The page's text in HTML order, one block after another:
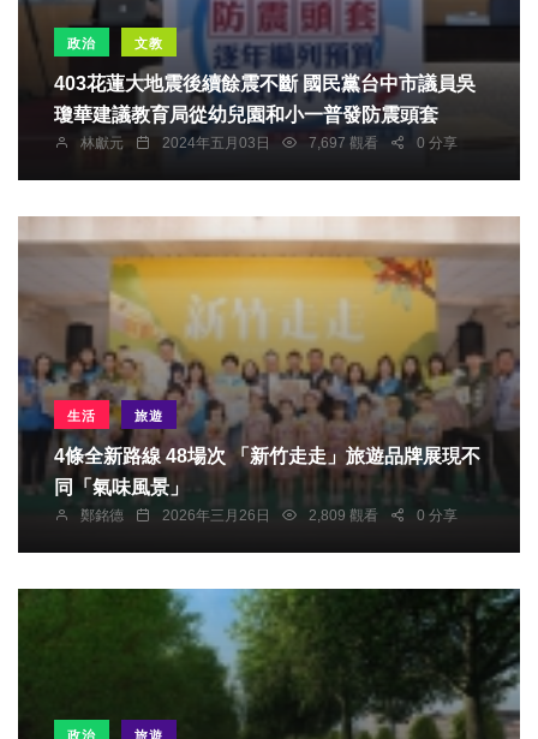
政治 文教
403花蓮大地震後續餘震不斷 國民黨台中市議員吳
瓊華建議教育局從幼兒園和小一普發防震頭套
林獻元 2024年五月03日 7,697 觀看 0 分享
生活 旅遊
4條全新路線 48場次 「新竹走走」旅遊品牌展現不
同「氣味風景」
鄭銘德 2026年三月26日 2,809 觀看 0 分享
政治 旅遊